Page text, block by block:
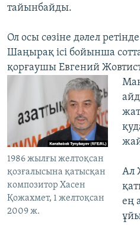
тайынбайды.
Ол осы сөзіне дәлел
Шаңырақ ісі бойынша
қорғаушы Евгений
1986 жылғы желтоқсан
қозғалысына қатысқан
композитор Хасен
Қожахмет, 1 желтоқсан
2009 ж.
Ал
ең